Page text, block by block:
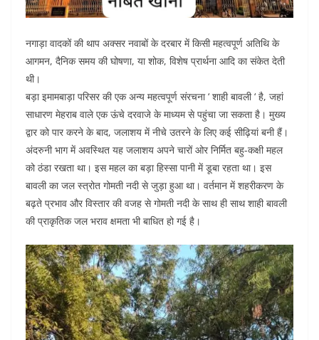
नगाड़ा वादकों की थाप अक्सर नवाबों के दरबार में किसी महत्वपूर्ण अतिथि के
आगमन, दैनिक समय की घोषणा, या शोक, विशेष प्रार्थना आदि का संकेत देती
थी।
बड़ा इमामबाड़ा परिसर की एक अन्य महत्वपूर्ण संरचना ‘ शाही बावली ‘ है, जहां
साधारण मेहराब वाले एक ऊंचे दरवाजे के माध्यम से पहुंचा जा सकता है। मुख्य
द्वार को पार करने के बाद, जलाशय में नीचे उतरने के लिए कई सीढ़ियां बनी हैं।
अंदरुनी भाग में अवस्थित यह जलाशय अपने चारों ओर निर्मित बहु-कक्षी महल
को ठंडा रखता था। इस महल का बड़ा हिस्सा पानी में डूबा रहता था। इस
बावली का जल स्त्रोत गोमती नदी से जुड़ा हुआ था। वर्तमान में शहरीकरण के
बढ़ते प्रभाव और विस्तार की वजह से गोमती नदी के साथ ही साथ शाही बावली
की प्राकृतिक जल भराव क्षमता भी बाधित हो गई है।